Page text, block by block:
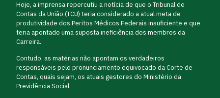
Hoje, a imprensa repercutiu a notícia de que o Tribunal de
Contas da União (TCU) teria considerado a atual meta de
produtividade dos Peritos Médicos Federais insuficiente e que
teria apontado uma suposta ineficiência dos membros da
Carreira.
Contudo, as matérias não apontam os verdadeiros
responsáveis pelo pronunciamento equivocado da Corte de
Contas, quais sejam, os atuais gestores do Ministério da
Previdência Social.